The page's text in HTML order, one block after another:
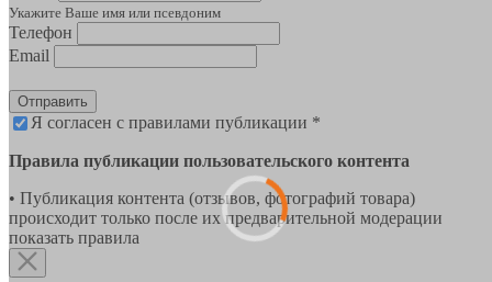
Укажите Ваше имя или псевдоним
Телефон
Email
Отправить
Я согласен с правилами публикации *
Правила публикации пользовательского контента
• Публикация контента (отзывов, фотографий товара)
происходит только после их предварительной модерации
показать правила